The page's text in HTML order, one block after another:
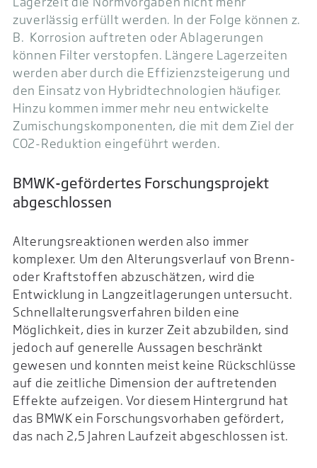
zuverlässig erfüllt werden. In der Folge können z.
B. Korrosion auftreten oder Ablagerungen
können Filter verstopfen. Längere Lagerzeiten
werden aber durch die Effizienzsteigerung und
den Einsatz von Hybridtechnologien häufiger.
Hinzu kommen immer mehr neu entwickelte
Zumischungskomponenten, die mit dem Ziel der
CO2-Reduktion eingeführt werden.
BMWK-gefördertes Forschungsprojekt
abgeschlossen
Alterungsreaktionen werden also immer
komplexer. Um den Alterungsverlauf von Brenn-
oder Kraftstoffen abzuschätzen, wird die
Entwicklung in Langzeitlagerungen untersucht.
Schnellalterungsverfahren bilden eine
Möglichkeit, dies in kurzer Zeit abzubilden, sind
jedoch auf generelle Aussagen beschränkt
gewesen und konnten meist keine Rückschlüsse
auf die zeitliche Dimension der auftretenden
Effekte aufzeigen. Vor diesem Hintergrund hat
das BMWK ein Forschungsvorhaben gefördert,
das nach 2,5 Jahren Laufzeit abgeschlossen ist.